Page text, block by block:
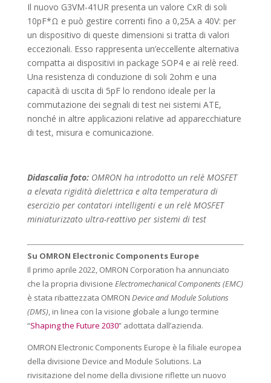
Il nuovo G3VM-41UR presenta un valore CxR di soli
10pF*Ω e può gestire correnti fino a 0,25A a 40V: per
un dispositivo di queste dimensioni si tratta di valori
eccezionali. Esso rappresenta un’eccellente alternativa
compatta ai dispositivi in package SOP4 e ai relè reed.
Una resistenza di conduzione di soli 2ohm e una
capacità di uscita di 5pF lo rendono ideale per la
commutazione dei segnali di test nei sistemi ATE,
nonché in altre applicazioni relative ad apparecchiature
di test, misura e comunicazione.
Didascalia foto:OMRON ha introdotto un relè MOSFET
a elevata rigidità dielettrica e alta temperatura di
esercizio per contatori intelligenti e un relè MOSFET
miniaturizzato ultra-reattivo per sistemi di test
Su OMRON Electronic Components Europe
Il primo aprile 2022, OMRON Corporation ha annunciato
che la propria divisione Electromechanical Components (EMC)
è stata ribattezzata OMRON Device and Module Solutions
(DMS), in linea con la visione globale a lungo termine
“Shaping the Future 2030” adottata dall’azienda.
OMRON Electronic Components Europe è la filiale europea
della divisione Device and Module Solutions. La
rivisitazione del nome della divisione riflette un nuovo